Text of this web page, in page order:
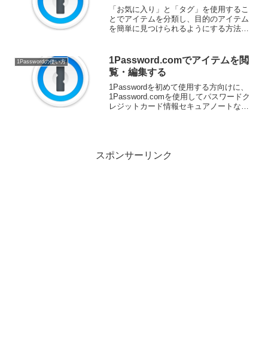
「お気に入り」と「タグ」を使用するこ
とでアイテムを分類し、目的のアイテム
を簡単に見つけられるようにする方法を
すばやくアクセスしたり、「タグ」を使
用して効率的に分類したり...
1Passwordの使い方
1Password.comでアイテムを閲
覧・編集する
1Passwordを初めて使用する方向けに、
1Password.comを使用してパスワードク
レジットカード情報セキュアノートなど
スポンサーリンク